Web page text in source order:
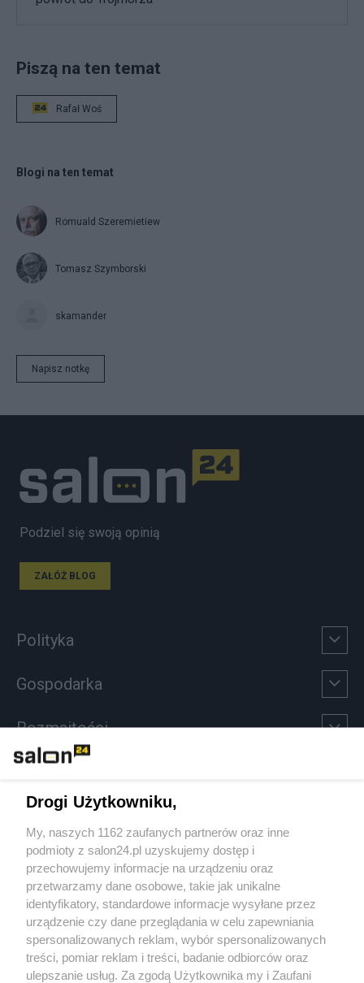
Piszą na ten temat
Rafał Woś
Blogi na ten temat
Romuald Szeremietiew
Tomasz Szymborski
skamander
Napisz notkę
Podziel się swoją opinią
ZAŁÓŻ BLOG
Polityka
Gospodarka
Rozmaitości
Sport
Społeczeństwo
Kultura
Drogi Użytkowniku,
My, naszych 1162 zaufanych partnerów oraz inne
podmioty z salon24.pl uzyskujemy dostęp i
przechowujemy informacje na urządzeniu oraz
przetwarzamy dane osobowe, takie jak unikalne
identyfikatory, standardowe informacje wysyłane przez
urządzenie czy dane przeglądania w celu zapewniania
spersonalizowanych reklam, wybór spersonalizowanych
treści, pomiar reklam i treści, badanie odbiorców oraz
ulepszanie usług. Za zgodą Użytkownika my i Zaufani